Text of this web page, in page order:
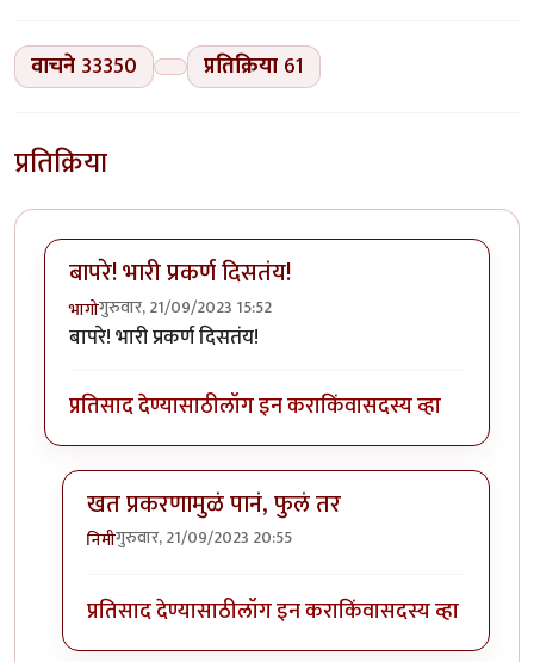
वाचने 33350 प्रतिक्रिया 61
प्रतिक्रिया
बापरे! भारी प्रकर्ण दिसतंय!
भागोगुरुवार, 21/09/2023 15:52
बापरे! भारी प्रकर्ण दिसतंय!
प्रतिसाद देण्यासाठीलॉग इन कराकिंवासदस्य व्हा
खत प्रकरणामुळं पानं, फुलं तर
निमीगुरुवार, 21/09/2023 20:55
प्रतिसाद देण्यासाठीलॉग इन कराकिंवासदस्य व्हा